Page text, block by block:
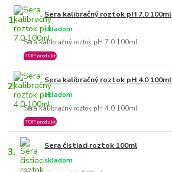
1. Sera kalibračný roztok pH 7.0 100ml
Sera kalibračný roztok pH 7.0 100ml
skladom
TOP produkt
2. Sera kalibračný roztok pH 4.0 100ml
Sera kalibračný roztok pH 4.0 100ml
skladom
TOP produkt
3. Sera čistiaci roztok 100ml
skladom